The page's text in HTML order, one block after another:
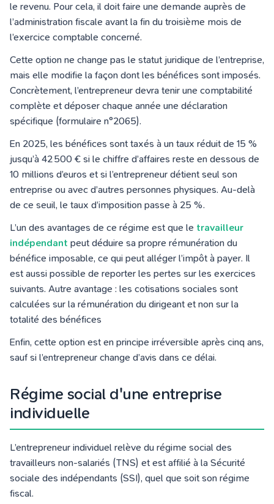
le revenu. Pour cela, il doit faire une demande auprès de
l’administration fiscale avant la fin du troisième mois de
l’exercice comptable concerné.
Cette option ne change pas le statut juridique de l’entreprise,
mais elle modifie la façon dont les bénéfices sont imposés.
Concrètement, l’entrepreneur devra tenir une comptabilité
complète et déposer chaque année une déclaration
spécifique (formulaire n°2065).
En 2025, les bénéfices sont taxés à un taux réduit de 15 %
jusqu’à 42 500 € si le chiffre d’affaires reste en dessous de
10 millions d’euros et si l’entrepreneur détient seul son
entreprise ou avec d’autres personnes physiques. Au-delà
de ce seuil, le taux d’imposition passe à 25 %.
L’un des avantages de ce régime est que le travailleur
indépendant peut déduire sa propre rémunération du
bénéfice imposable, ce qui peut alléger l’impôt à payer. Il
est aussi possible de reporter les pertes sur les exercices
suivants. Autre avantage : les cotisations sociales sont
calculées sur la rémunération du dirigeant et non sur la
totalité des bénéfices
Enfin, cette option est en principe irréversible après cinq ans,
sauf si l’entrepreneur change d’avis dans ce délai.
Régime social d'une entreprise
individuelle
L’entrepreneur individuel relève du régime social des
travailleurs non-salariés (TNS) et est affilié à la Sécurité
sociale des indépendants (SSI), quel que soit son régime
fiscal.